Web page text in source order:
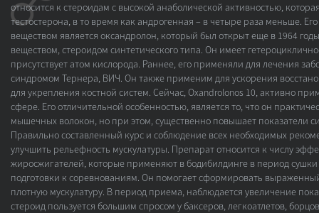
относится к стероидам с высокой анаболической активностью,
тестостерона, в то время как андрогенная – в четыре раза меньше.
веществом является оксандролон, который был открыт еще в 1964
веществом, стероидом синтетического типа. Он имеет
присутствует атом кислорода. Раннее, его применяли для лечения
синдромом Тернера, ВИЧ. Он также применим для ускорения
для укрепления костной систем. Сейчас, Oxandrolonos 10, активно
сфере. Его отличительной особенностью, является то, что он
мышечных волокон, но при этом, существенно повышает показатели
Правильно составленный курс и соблюдение всех необходимых
улучшить рельефность мускулатуры. Препарат относится к числу
жиросжигателей, которые применяют в бодибилдинге в период
подготовки к соревнованиям. Он помогает сформировать
плотную мускулатуру. В период приема, наблюдается увеличение
стероид пользуется большим спросом у баксеров, легкоатлетов,